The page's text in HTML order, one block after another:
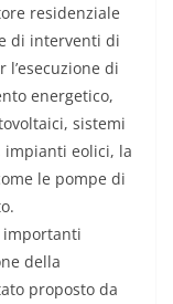
residenziale
di interventi di
di
energetico,
sistemi
impianti eolici, la
le pompe di
importanti
della
proposto da